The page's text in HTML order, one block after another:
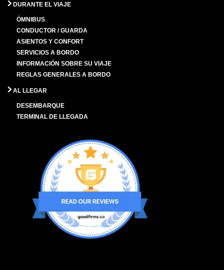
DURANTE EL VIAJE
ÓMNIBUS
CONDUCTOR / GUARDA
ASIENTOS Y CONFORT
SERVICIOS A BORDO
INFORMACIÓN SOBRE SU VIAJE
REGLAS GENERALES A BORDO
AL LLEGAR
DESEMBARQUE
TERMINAL DE LLEGADA